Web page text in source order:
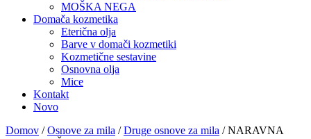
MOŠKA NEGA
Domača kozmetika
Eterična olja
Barve v domači kozmetiki
Kozmetične sestavine
Osnovna olja
Mice
Kontakt
Novo
Domov /Osnove za mila /Druge osnove za mila / NARAVNA